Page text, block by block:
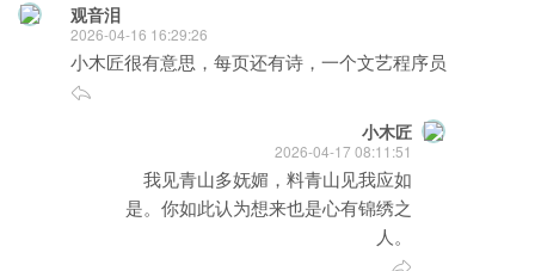
观音泪
2026-04-16 16:29:26
小木匠很有意思，每页还有诗，一个文艺程序员
小木匠
2026-04-17 08:11:51
我见青山多妩媚，料青山见我应如
是。你如此认为想来也是心有锦绣之
人。